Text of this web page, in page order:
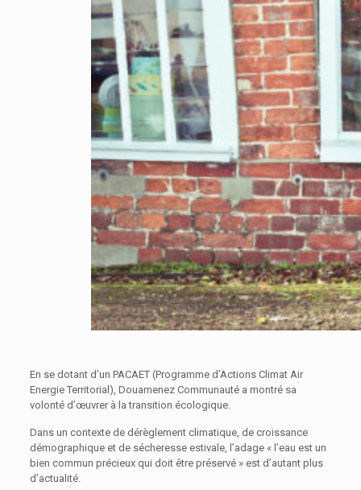
En se dotant d’un PACAET (Programme d’Actions Climat Air
Energie Territorial), Douarnenez Communauté a montré sa
volonté d’œuvrer à la transition écologique.
Dans un contexte de dérèglement climatique, de croissance
démographique et de sécheresse estivale, l’adage « l’eau est un
bien commun précieux qui doit être préservé » est d’autant plus
d’actualité.